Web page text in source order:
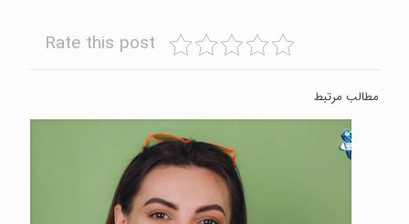
Rate this post
مطالب مرتبط